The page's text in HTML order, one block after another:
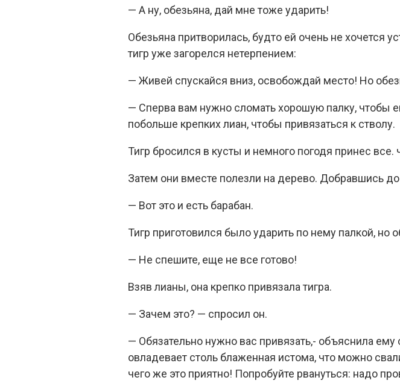
— А ну, обезьяна, дай мне тоже ударить!
Обезьяна притворилась, будто ей очень не хочется
тигр уже загорелся нетерпением:
— Живей спускайся вниз, освобождай место! Но
— Сперва вам нужно сломать хорошую палку, чтобы
побольше крепких лиан, чтобы привязаться к стволу.
Тигр бросился в кусты и немного погодя принес все.
Затем они вместе полезли на дерево. Добравшись до
— Вот это и есть барабан.
Тигр приготовился было ударить по нему палкой, но
— Не спешите, еще не все готово!
Взяв лианы, она крепко привязала тигра.
— Зачем это? — спросил он.
— Обязательно нужно вас привязать,- объяснила ему
овладевает столь блаженная истома, что можно
чего же это приятно! Попробуйте рвануться: надо